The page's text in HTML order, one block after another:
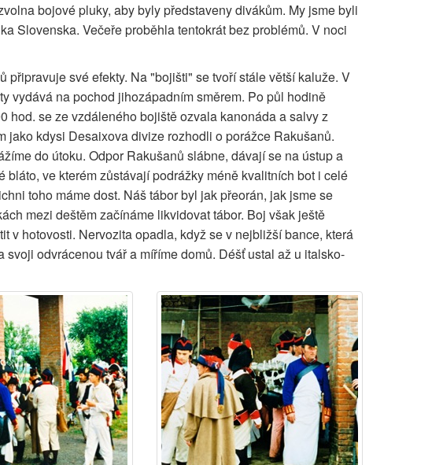
bojové pluky, aby byly představeny divákům. My jsme byli
Slovenska. Večeře proběhla tentokrát bez problémů. V noci
své efekty. Na "bojišti" se tvoří stále větší kaluže. V
vydává na pochod jihozápadním směrem. Po půl hodině
hod. se ze vzdáleného bojiště ozvala kanonáda a salvy z
kdysi Desaixova divize rozhodli o porážce Rakušanů.
do útoku. Odpor Rakušanů slábne, dávají se na ústup a
ve kterém zůstávají podrážky méně kvalitních bot i celé
toho máme dost. Náš tábor byl jak přeorán, jak jsme se
mezi deštěm začínáme likvidovat tábor. Boj však ještě
v hotovosti. Nervozita opadla, když se v nejbližší bance, která
odvrácenou tvář a míříme domů. Déšť ustal až u italsko-